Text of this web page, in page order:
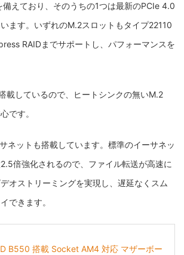
えており、そのうちの1つは最新のPCIe 4.0
ます。いずれのM.2スロットもタイプ22110
RAIDまでサポートし、パフォーマンスを
載しているので、ヒートシンクの無いM.2
です。
ネットも搭載しています。 標準のイーサネッ
倍強化されるので、ファイル転送が高速に
オストリーミングを実現し、遅延なくスム
できます。
B550 搭載 Socket AM4 対応 マザーボー